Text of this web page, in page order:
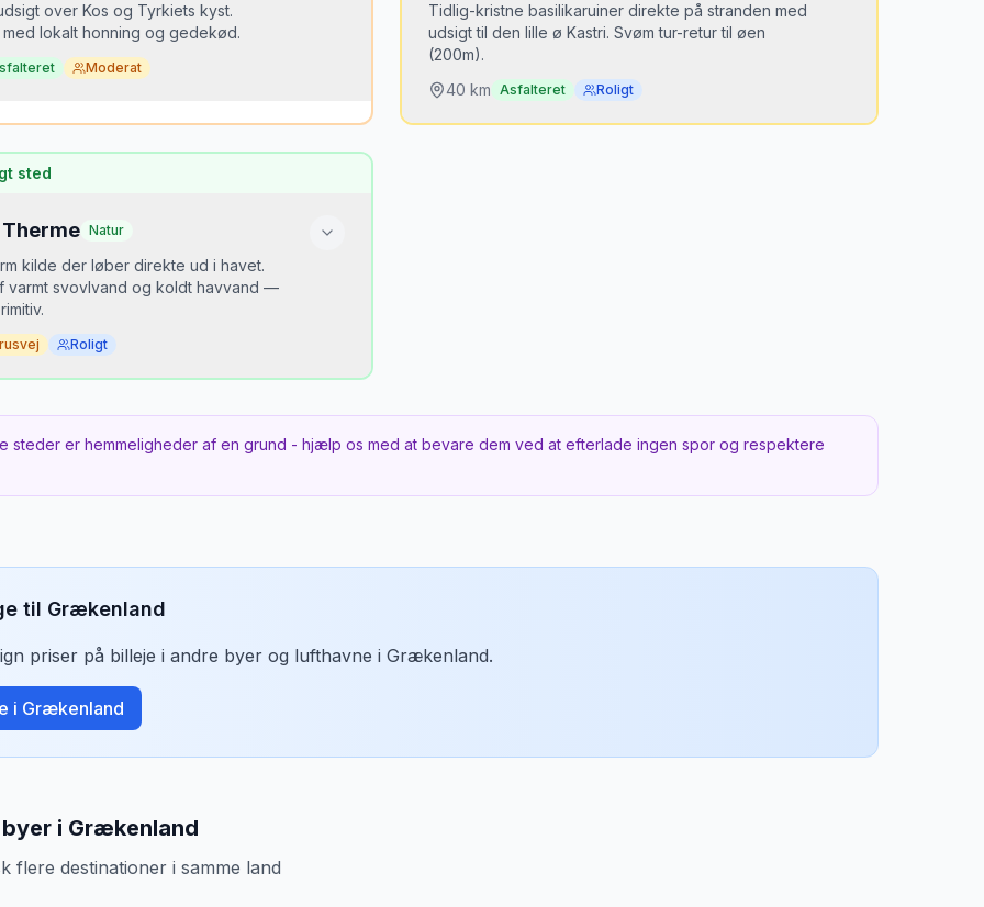
over Kos og Tyrkiets kyst.
lokalt honning og gedekød.
Moderat
det hemmeligt?
— bjerglandsbyerne er en
for de fleste besøgende.
tidspunkt
fra landsbypladsen — Tyrkiet gløder i
Tidlig-kristne basilikaruiner direkte på stranden med
udsigt til den lille ø Kastri. Svøm tur-retur til øen
(200m).
40 km Asfalteret Roligt
sted
Natur
kilde der løber direkte ud i havet.
varmt svovlvand og koldt havvand —
Roligt
— bunden er stenede.
tidspunkt
steder er hemmeligheder af en grund - hjælp os med at bevare dem ved at efterlade ingen spor og respektere
til Grækenland
priser på billeje i andre byer og lufthavne i Grækenland.
i Grækenland
i Grækenland
flere destinationer i samme land